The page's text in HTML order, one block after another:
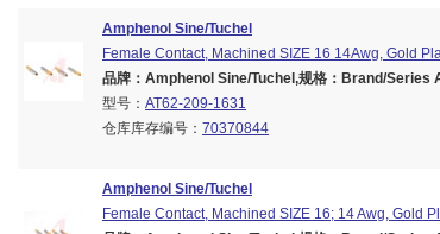
Amphenol Sine/Tuchel
Female Contact, Machined SIZE 16 14Awg, Gold
品牌：Amphenol Sine/Tuchel,规格：Brand/Series
型号： AT62-209-1631
仓库库存编号： 70370844
Amphenol Sine/Tuchel
Female Contact, Machined SIZE 16; 14 Awg, Gold